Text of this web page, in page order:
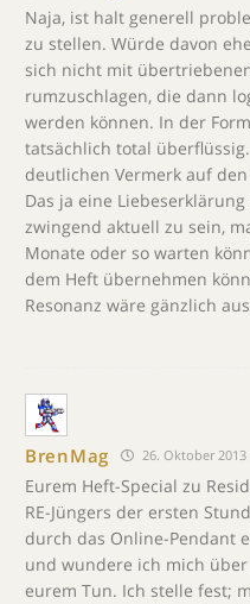
Naja, ist halt generell
zu stellen. Würde davon
sich nicht mit
rumzuschlagen, die dann
werden können. In der
tatsächlich total
deutlichen Vermerk auf
Das ja eine
zwingend aktuell zu sein,
Monate oder so warten
dem Heft übernehmen
Resonanz wäre gänzlich
BrenMag 26. Oktober 2013
Eurem Heft-Special zu
RE-Jüngers der ersten
durch das Online-Pendant
und wundere ich mich
eurem Tun. Ich stelle fest;